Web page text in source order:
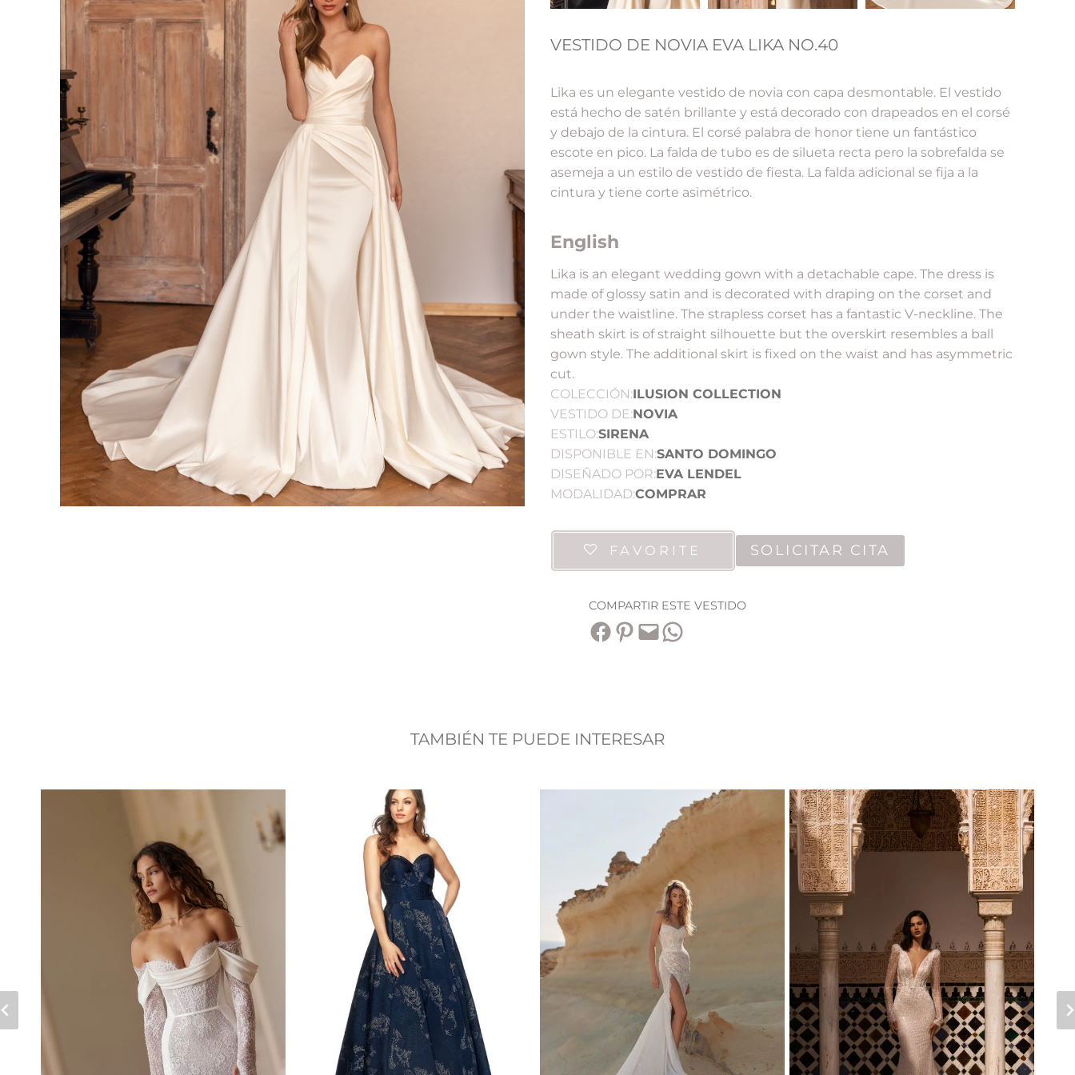
VESTIDO DE NOVIA EVA LIKA NO.40
Lika es un elegante vestido de novia con capa desmontable. El vestido
está hecho de satén brillante y está decorado con drapeados en el corsé
y debajo de la cintura. El corsé palabra de honor tiene un fantástico
escote en pico. La falda de tubo es de silueta recta pero la sobrefalda se
asemeja a un estilo de vestido de fiesta. La falda adicional se fija a la
cintura y tiene corte asimétrico.
English
Lika is an elegant wedding gown with a detachable cape. The dress is
made of glossy satin and is decorated with draping on the corset and
under the waistline. The strapless corset has a fantastic V-neckline. The
sheath skirt is of straight silhouette but the overskirt resembles a ball
gown style. The additional skirt is fixed on the waist and has asymmetric
cut.
COLECCIÓN:ILUSION COLLECTION
VESTIDO DE:NOVIA
ESTILO:SIRENA
DISPONIBLE EN:SANTO DOMINGO
DISEÑADO POR:EVA LENDEL
MODALIDAD:COMPRAR
FAVORITE SOLICITAR CITA
COMPARTIR ESTE VESTIDO
Compartir en Facebook Compartir en Pinterest Envía esta página por correo electrónico Compartir en WhatsApp
TAMBIÉN TE PUEDE INTERESAR